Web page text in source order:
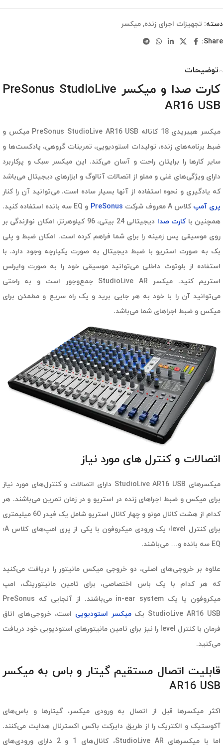
دسته: تجهیزات اجرای زنده, میکسر
Share:
توضیحات
کارت صدا و میکسر PreSonus StudioLive
AR16 USB
میکسر هیبریدی 18 کاناله PreSonus StudioLive AR16 USB میکس و
ضبط برنامه‌های زنده، تولیدات استودیویی، تمرینات گروهی، پادکست‌ها و
سایر کارها را برایتان راحت و آسان می‌کند. این میکسر سبک و پرکاربرد
دارای ویژگی‌های غنی و مملو از اتصالات آنالوگ و ابزارهای دیجیتال می‌باشد
که یادگیری و نحوه استفاده از آنها بسیار ساده است. می‌توانید آن را کنار
پری آمپ کلاس A معروف شرکت PreSonus
و EQ سه بانده استفاده کنید.
همچنین باکارت صدا
دیجیتالی 24 بیتی، 96 کیلوهرتز، امکان نوازندگی بر
روی موسیقی پس زمینه را برای شما فراهم کرده است. امکان ضبط و پلی
بک به صورت استریو با ضبط دیجیتال به صورت یکپارچه وجود دارد. با
استفاده از بلوتوث داخلی می‌توانید موسیقی خود را به صورت وایرلس
استریم کنید. میکسر StudioLive AR جمع‌وجور است و به راحتی
می‌توانید آن را با خود به هر جایی برید و یک راه سریع و مطمئن برای
میکس و ضبط اجراهای شما می‌باشد.
اتصالات و کنترل های مورد نیاز
میکسرهای StudioLive AR16 USB دارای اتصالات و کنترل‌های مورد نیاز
برای میکس و ضبط اجراهای زنده در استریو و در زمان تمرین می‌باشند. هر
کدام از هشت کانال مونو و چهار کانال استریو شامل یک فیدر 60 میلیمتری
برای کنترل level؛ یک ورودی میکروفون با یکی از پری امپ‌های کلاس A؛
EQ سه بانده و… می‌باشند.
علاوه بر خروجی‌های اصلی، دو خروجی میکس مانیتور را دریافت می‌کنید
که هر کدام با یک باس اختصاصی، برای تامین مانیتورینگ، امپ
میکروفون یا یک in-ear system می‌باشند. از آنجایی که PreSonus
StudioLive AR16 USB یک
میکسر استودیویی است، خروجی‌های اتاق
فرمان با کنترل level را نیز برای تامین مانیتورهای استودیویی خود دریافت
می‌کنید.
قابلیت اتصال مستقیم گیتار و باس به میکسر
AR16 USB
اکثر میکسرها قبل از اتصال به ورودی میکسر، گیتارها و باس‌های
آکوستیک و الکتریک را از طریق دایرکت باکس اکسترنال هدایت می‌کنند.
اما با میکسرهای StudioLive AR، کانال‌های 1 و 2 دارای ورودی‌های